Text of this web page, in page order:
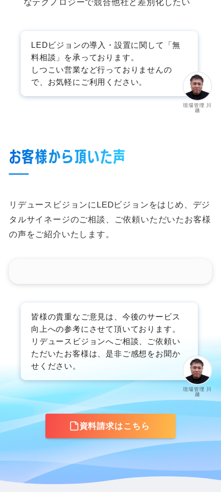
なテクノロジーで競合他社と差別化したい
現場管理 川
越
LEDビジョンの導入・設置に関して「無
料相談」を承っております。
しつこい営業など行っておりませんの
で、お気軽にご利用ください。
お客様から頂いた声
リデュースビジョンにLEDビジョンをはじめ、デジ
タルサイネージのご相談、ご依頼いただいたお客様
の声をご紹介いたします。
現場管理 川
越
皆様の貴重なご意見は、今後のサービス
向上への参考にさせて頂いております。
リデュースビジョンへご相談、ご依頼い
ただいたお客様は、是非ご感想をお聞か
せください。
資料請求はこちら